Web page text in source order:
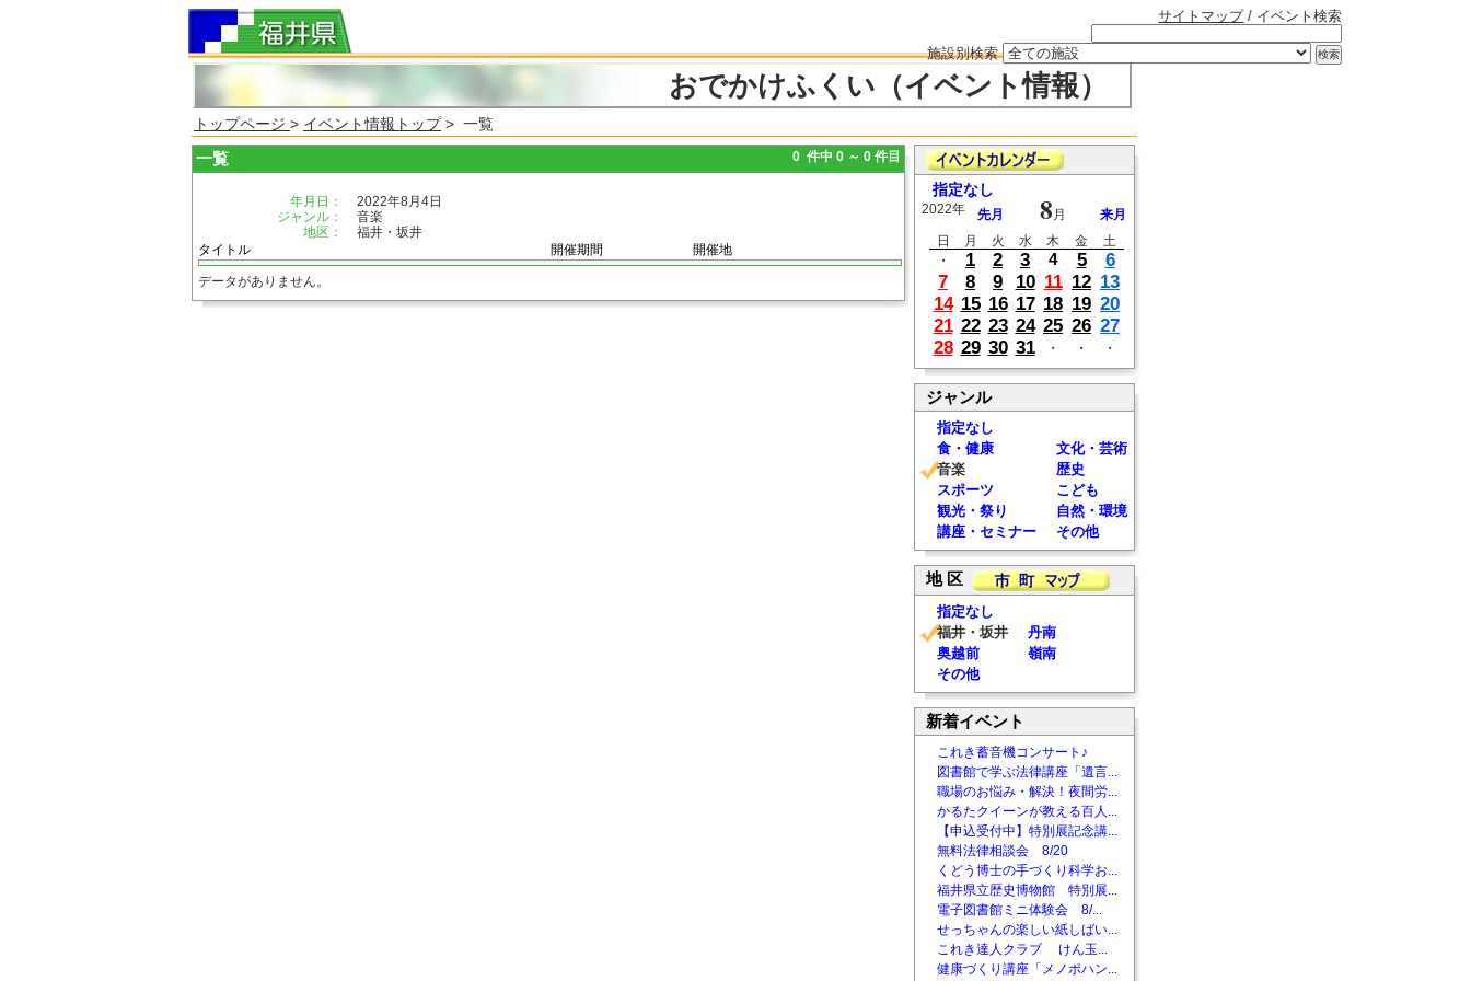
サイトマップ/ イベント検索
施設別検索
おでかけふくい（イベント情報）
トップページ > イベント情報トップ> 一覧
一覧 0 件中 0 ～ 0 件目
年月日：
2022年8月4日
ジャンル：
音楽
地区：
福井・坂井
タイトル
開催期間 開催地
データがありません。
指定なし
2022年 先月 8 月
来月
日
月 火 水 木 金
土
・
1 2 3 4 5
6
7
8 9 10 11 12 13
14 15 16 17 18 19 20
21 22 23 24 25 26 27
28 29 30 31 ・ ・ ・
ジャンル
指定なし
食・健康
文化・芸術
音楽
歴史
スポーツ
こども
観光・祭り
自然・環境
講座・セミナー
その他
地 区
指定なし
福井・坂井
丹南
奥越前
嶺南
その他
新着イベント
これき蓄音機コンサート♪
図書館で学ぶ法律講座「遺言...
職場のお悩み・解決！夜間労...
かるたクイーンが教える百人...
【申込受付中】特別展記念講...
無料法律相談会 8/20
くどう博士の手づくり科学お...
福井県立歴史博物館 特別展...
電子図書館ミニ体験会 8/...
せっちゃんの楽しい紙しばい...
これき達人クラブ けん玉...
健康づくり講座「メノポハン...